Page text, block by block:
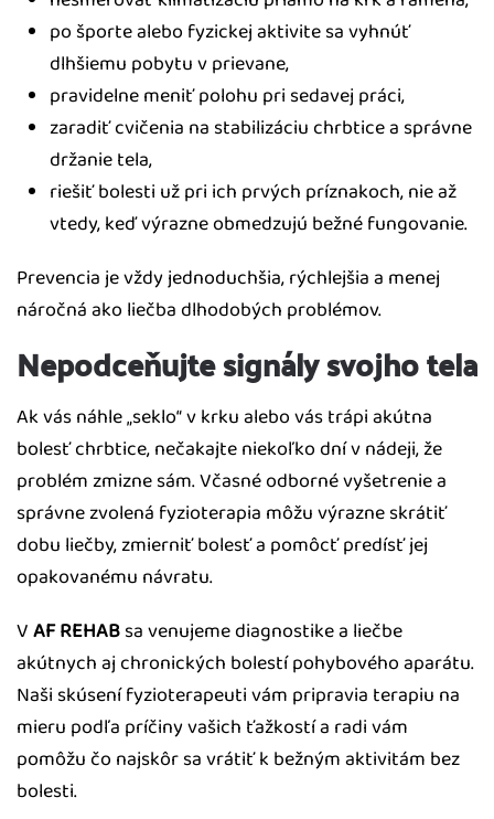
po športe alebo fyzickej aktivite sa vyhnúť
dlhšiemu pobytu v prievane,
pravidelne meniť polohu pri sedavej práci,
zaradiť cvičenia na stabilizáciu chrbtice a správne
držanie tela,
riešiť bolesti už pri ich prvých príznakoch, nie až
vtedy, keď výrazne obmedzujú bežné fungovanie.
Prevencia je vždy jednoduchšia, rýchlejšia a menej
náročná ako liečba dlhodobých problémov.
Nepodceňujte signály svojho tela
Ak vás náhle „seklo“ v krku alebo vás trápi akútna
bolesť chrbtice, nečakajte niekoľko dní v nádeji, že
problém zmizne sám. Včasné odborné vyšetrenie a
správne zvolená fyzioterapia môžu výrazne skrátiť
dobu liečby, zmierniť bolesť a pomôcť predísť jej
opakovanému návratu.
VAF REHABsa venujeme diagnostike a liečbe
akútnych aj chronických bolestí pohybového aparátu.
Naši skúsení fyzioterapeuti vám pripravia terapiu na
mieru podľa príčiny vašich ťažkostí a radi vám
pomôžu čo najskôr sa vrátiť k bežným aktivitám bez
bolesti.